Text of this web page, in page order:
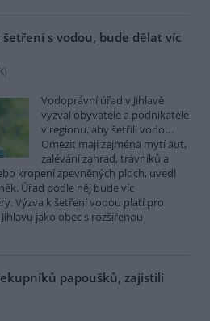
s vodou, bude dělat víc
)
Vodoprávní úřad v Jihlavě
vyzval obyvatele a podnikatele
v regionu, aby šetřili vodou.
Omezit mají zejména mytí aut,
zalévání zahrad, trávníků a
kropení zpevněných ploch, uvedl
Úřad podle něj bude víc
Výzva k šetření vodou platí pro
jako obec s rozšířenou
papoušků, zajistili